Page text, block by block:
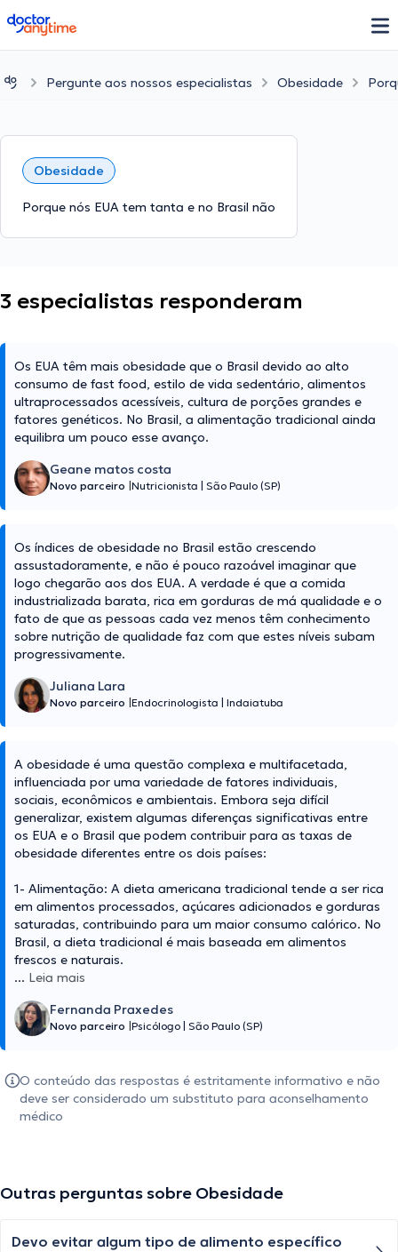
doctoranytime
Pergunte aos nossos especialistas Obesidade
Obesidade
Porque nós EUA tem tanta e no Brasil não
3 especialistas responderam
Os EUA têm mais obesidade que o Brasil devido ao alto
consumo de fast food, estilo de vida sedentário, alimentos
ultraprocessados acessíveis, cultura de porções grandes e
fatores genéticos. No Brasil, a alimentação tradicional ainda
equilibra um pouco esse avanço.
Geane matos costa
Novo parceiro Nutricionista São Paulo (SP)
Os índices de obesidade no Brasil estão crescendo
assustadoramente, e não é pouco razoável imaginar que
logo chegarão aos dos EUA. A verdade é que a comida
industrializada barata, rica em gorduras de má qualidade e o
fato de que as pessoas cada vez menos têm conhecimento
sobre nutrição de qualidade faz com que estes níveis subam
progressivamente.
Juliana Lara
Novo parceiro Endocrinologista Indaiatuba
A obesidade é uma questão complexa e multifacetada,
influenciada por uma variedade de fatores individuais,
sociais, econômicos e ambientais. Embora seja difícil
generalizar, existem algumas diferenças significativas entre
os EUA e o Brasil que podem contribuir para as taxas de
obesidade diferentes entre os dois países:
1- Alimentação: A dieta americana tradicional tende a ser rica
em alimentos processados, açúcares adicionados e gorduras
saturadas, contribuindo para um maior consumo calórico. No
Brasil, a dieta tradicional é mais baseada em alimentos
frescos e naturais.
... Leia mais
Fernanda Praxedes
Novo parceiro Psicólogo São Paulo (SP)
O conteúdo das respostas é estritamente informativo e não
deve ser considerado um substituto para aconselhamento
médico
Outras perguntas sobre Obesidade
Devo evitar algum tipo de alimento específico